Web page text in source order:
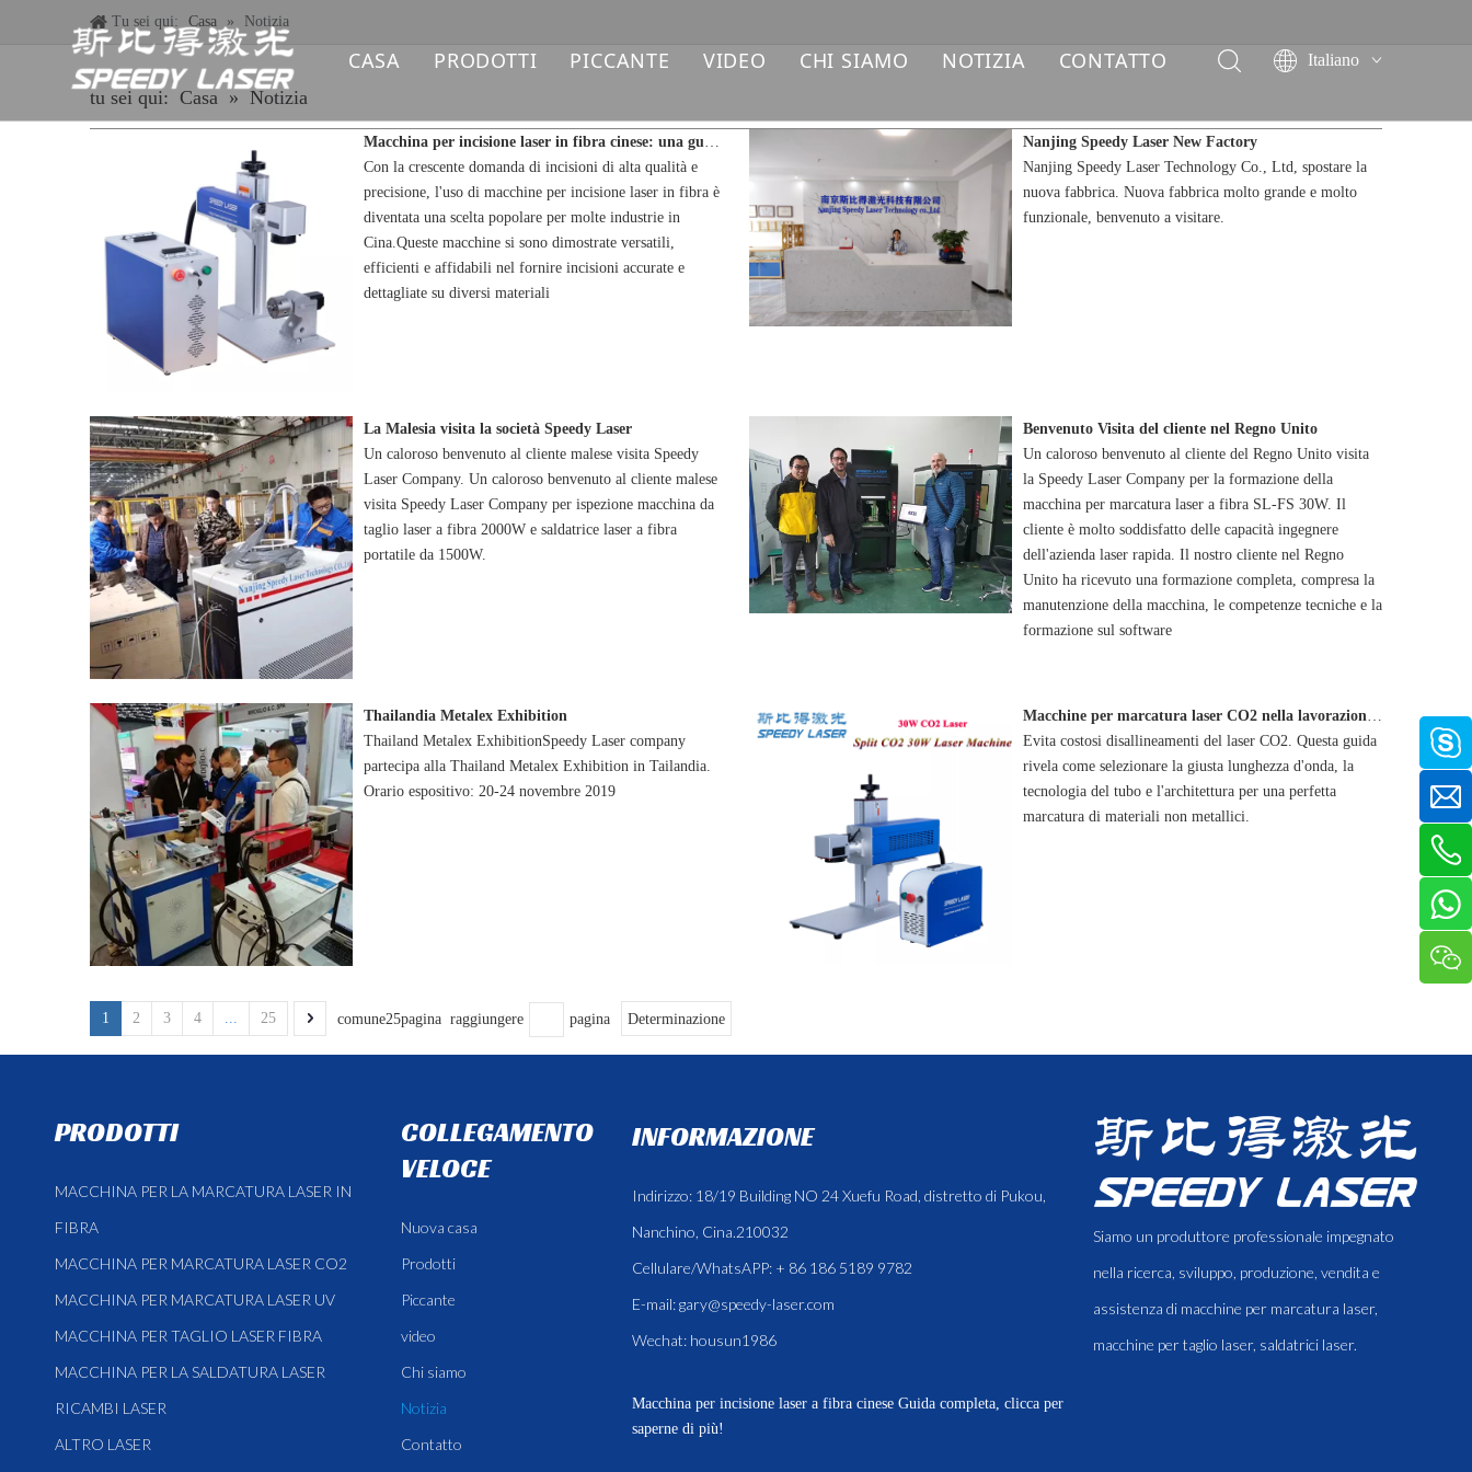
CASA PRODOTTI
MACCHINA PER LA MARCATURA LASER IN FIBRA
MACCHINA PER MARCATURA LASER UV
MACCHINA PER MARCATURA LASER CO2
MACCHINA PER LA SALDATURA LASER
RICAMBI LASER
PICCANTE
Macchina per marcatura laser
Macchina da taglio laser a fibra
VIDEO CHI SIAMO NOTIZIA CONTATTO
Italiano
简体中文
Français
Tu sei qui: Casa » Notizia
tu sei qui: Casa » Notizia
Macchina per incisione laser in fibra cinese: una guida completa
Con la crescente domanda di incisioni di alta qualità e
precisione, l'uso di macchine per incisione laser in fibra è
diventata una scelta popolare per molte industrie in
Cina.Queste macchine si sono dimostrate versatili,
efficienti e affidabili nel fornire incisioni accurate e
dettagliate su diversi materiali
Nanjing Speedy Laser New Factory
Nanjing Speedy Laser Technology Co., Ltd, spostare la
nuova fabbrica. Nuova fabbrica molto grande e molto
funzionale, benvenuto a visitare.
La Malesia visita la società Speedy Laser
Un caloroso benvenuto al cliente malese visita Speedy
Laser Company. Un caloroso benvenuto al cliente malese
visita Speedy Laser Company per ispezione macchina da
taglio laser a fibra 2000W e saldatrice laser a fibra
portatile da 1500W.
Benvenuto Visita del cliente nel Regno Unito
Un caloroso benvenuto al cliente del Regno Unito visita
la Speedy Laser Company per la formazione della
macchina per marcatura laser a fibra SL-FS 30W. Il
cliente è molto soddisfatto delle capacità ingegnere
dell'azienda laser rapida. Il nostro cliente nel Regno
Unito ha ricevuto una formazione completa, compresa la
manutenzione della macchina, le competenze tecniche e la
formazione sul software
Thailandia Metalex Exhibition
Thailand Metalex ExhibitionSpeedy Laser company
partecipa alla Thailand Metalex Exhibition in Tailandia.
Orario espositivo: 20-24 novembre 2019
Macchine per marcatura laser CO2 nella lavorazione dei non metalli
Evita costosi disallineamenti del laser CO2. Questa guida
rivela come selezionare la giusta lunghezza d'onda, la
tecnologia del tubo e l'architettura per una perfetta
marcatura di materiali non metallici.
1 2 3 4 ... 25 comune25pagina raggiungere pagina Determinazione
PRODOTTI
MACCHINA PER LA MARCATURA LASER IN
FIBRA
MACCHINA PER MARCATURA LASER CO2
MACCHINA PER MARCATURA LASER UV
MACCHINA PER TAGLIO LASER FIBRA
MACCHINA PER LA SALDATURA LASER
RICAMBI LASER
ALTRO LASER
COLLEGAMENTO
VELOCE
Nuova casa
Prodotti
Piccante
video
Chi siamo
Notizia
Contatto
INFORMAZIONE
Indirizzo: 18/19 Building NO 24 Xuefu Road, distretto di Pukou,
Nanchino, Cina.210032
Cellulare/WhatsAPP: + 86 186 5189 9782
E-mail:gary@speedy-laser.com
Wechat: housun1986
Macchina per incisione laser a fibra cinese Guida completa, clicca per
saperne di più!
Siamo un produttore professionale impegnato
nella ricerca, sviluppo, produzione, vendita e
assistenza di macchine per marcatura laser,
macchine per taglio laser, saldatrici laser.